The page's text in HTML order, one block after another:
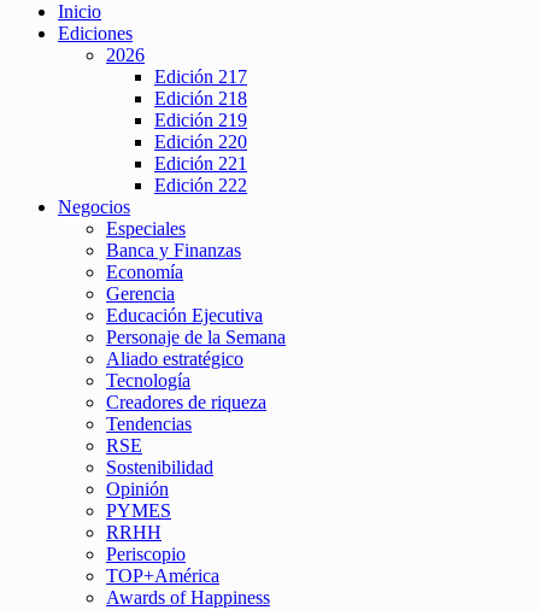
Inicio
Ediciones
2026
Edición 217
Edición 218
Edición 219
Edición 220
Edición 221
Edición 222
Negocios
Especiales
Banca y Finanzas
Economía
Gerencia
Educación Ejecutiva
Personaje de la Semana
Aliado estratégico
Tecnología
Creadores de riqueza
Tendencias
RSE
Sostenibilidad
Opinión
PYMES
RRHH
Periscopio
TOP+América
Awards of Happiness